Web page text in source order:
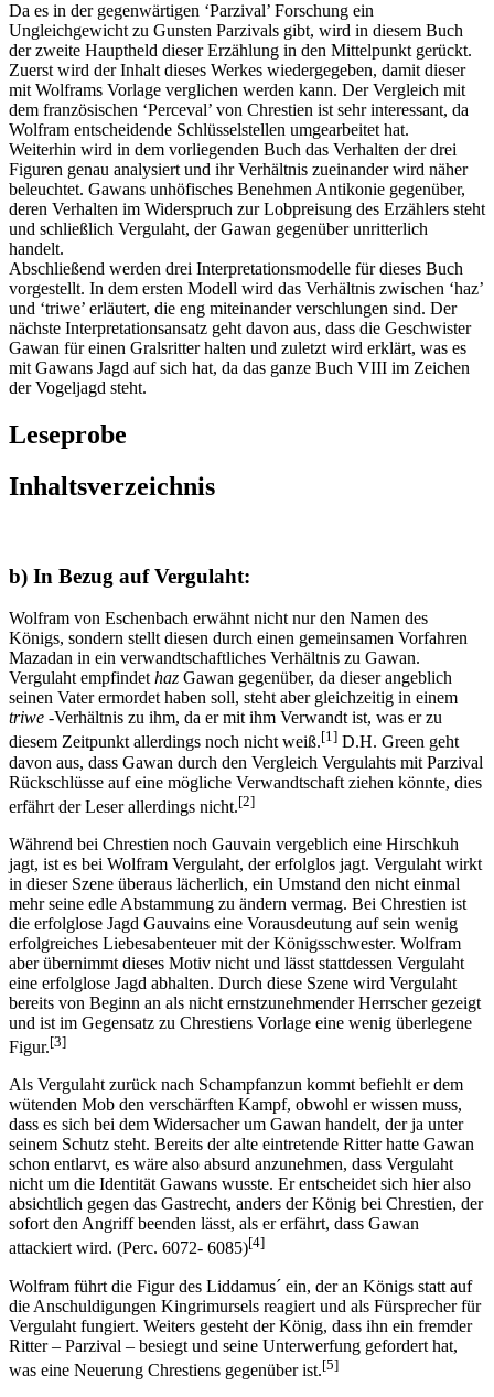
Da es in der gegenwärtigen ‘Parzival’ Forschung ein
Ungleichgewicht zu Gunsten Parzivals gibt, wird in diesem Buch
der zweite Hauptheld dieser Erzählung in den Mittelpunkt gerückt.
Zuerst wird der Inhalt dieses Werkes wiedergegeben, damit dieser
mit Wolframs Vorlage verglichen werden kann. Der Vergleich mit
dem französischen ‘Perceval’ von Chrestien ist sehr interessant, da
Wolfram entscheidende Schlüsselstellen umgearbeitet hat.
Weiterhin wird in dem vorliegenden Buch das Verhalten der drei
Figuren genau analysiert und ihr Verhältnis zueinander wird näher
beleuchtet. Gawans unhöfisches Benehmen Antikonie gegenüber,
deren Verhalten im Widerspruch zur Lobpreisung des Erzählers steht
und schließlich Vergulaht, der Gawan gegenüber unritterlich
handelt.
Abschließend werden drei Interpretationsmodelle für dieses Buch
vorgestellt. In dem ersten Modell wird das Verhältnis zwischen ‘haz’
und ‘triwe’ erläutert, die eng miteinander verschlungen sind. Der
nächste Interpretationsansatz geht davon aus, dass die Geschwister
Gawan für einen Gralsritter halten und zuletzt wird erklärt, was es
mit Gawans Jagd auf sich hat, da das ganze Buch VIII im Zeichen
der Vogeljagd steht.
Leseprobe
Inhaltsverzeichnis
b) In Bezug auf Vergulaht:
Wolfram von Eschenbach erwähnt nicht nur den Namen des
Königs, sondern stellt diesen durch einen gemeinsamen Vorfahren
Mazadan in ein verwandtschaftliches Verhältnis zu Gawan.
Vergulaht empfindethaz Gawan gegenüber, da dieser angeblich
seinen Vater ermordet haben soll, steht aber gleichzeitig in einem
triwe -Verhältnis zu ihm, da er mit ihm Verwandt ist, was er zu
diesem Zeitpunkt allerdings noch nicht weiß.[1] D.H. Green geht
davon aus, dass Gawan durch den Vergleich Vergulahts mit Parzival
Rückschlüsse auf eine mögliche Verwandtschaft ziehen könnte, dies
erfährt der Leser allerdings nicht.[2]
Während bei Chrestien noch Gauvain vergeblich eine Hirschkuh
jagt, ist es bei Wolfram Vergulaht, der erfolglos jagt. Vergulaht wirkt
in dieser Szene überaus lächerlich, ein Umstand den nicht einmal
mehr seine edle Abstammung zu ändern vermag. Bei Chrestien ist
die erfolglose Jagd Gauvains eine Vorausdeutung auf sein wenig
erfolgreiches Liebesabenteuer mit der Königsschwester. Wolfram
aber übernimmt dieses Motiv nicht und lässt stattdessen Vergulaht
eine erfolglose Jagd abhalten. Durch diese Szene wird Vergulaht
bereits von Beginn an als nicht ernstzunehmender Herrscher gezeigt
und ist im Gegensatz zu Chrestiens Vorlage eine wenig überlegene
Figur.[3]
Als Vergulaht zurück nach Schampfanzun kommt befiehlt er dem
wütenden Mob den verschärften Kampf, obwohl er wissen muss,
dass es sich bei dem Widersacher um Gawan handelt, der ja unter
seinem Schutz steht. Bereits der alte eintretende Ritter hatte Gawan
schon entlarvt, es wäre also absurd anzunehmen, dass Vergulaht
nicht um die Identität Gawans wusste. Er entscheidet sich hier also
absichtlich gegen das Gastrecht, anders der König bei Chrestien, der
sofort den Angriff beenden lässt, als er erfährt, dass Gawan
attackiert wird. (Perc. 6072- 6085)[4]
Wolfram führt die Figur des Liddamus´ ein, der an Königs statt auf
die Anschuldigungen Kingrimursels reagiert und als Fürsprecher für
Vergulaht fungiert. Weiters gesteht der König, dass ihn ein fremder
Ritter – Parzival – besiegt und seine Unterwerfung gefordert hat,
was eine Neuerung Chrestiens gegenüber ist.[5]